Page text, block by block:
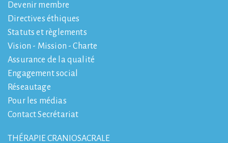
Devenir membre
Directives éthiques
Statuts et règlements
Vision - Mission - Charte
Assurance de la qualité
Engagement social
Réseautage
Pour les médias
Contact Secrétariat
THÉRAPIE CRANIOSACRALE